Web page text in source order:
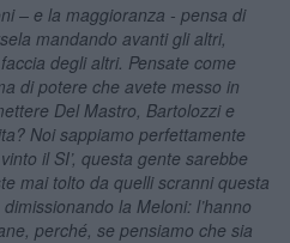
– e la maggioranza - pensa di
mandando avanti gli altri,
degli altri. Pensate come
di potere che avete messo in
Del Mastro, Bartolozzi e
Noi sappiamo perfettamente
il SI’, questa gente sarebbe
mai tolto da quelli scranni questa
la Meloni: l’hanno
perché, se pensiamo che sia